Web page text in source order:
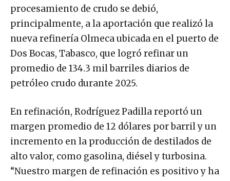
procesamiento de crudo se debió,
principalmente, a la aportación que realizó la
nueva refinería Olmeca ubicada en el puerto de
Dos Bocas, Tabasco, que logró refinar un
promedio de 134.3 mil barriles diarios de
petróleo crudo durante 2025.
En refinación, Rodríguez Padilla reportó un
margen promedio de 12 dólares por barril y un
incremento en la producción de destilados de
alto valor, como gasolina, diésel y turbosina.
“Nuestro margen de refinación es positivo y ha